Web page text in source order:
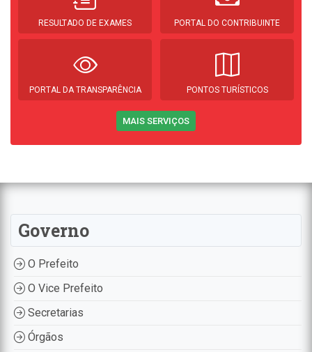
RESULTADO DE EXAMES PORTAL DO CONTRIBUINTE
PORTAL DA TRANSPARÊNCIA PONTOS TURÍSTICOS
MAIS SERVIÇOS
Governo
O Prefeito
O Vice Prefeito
Secretarias
Órgãos